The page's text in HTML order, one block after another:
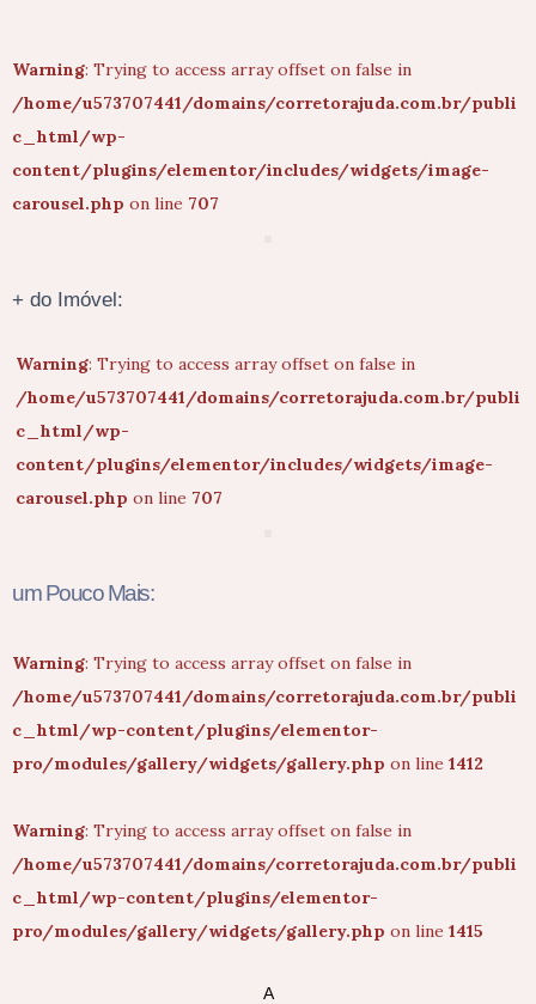
Warning: Trying to access array offset on false in
/home/u573707441/domains/corretorajuda.com.br/publi
c_html/wp-
content/plugins/elementor/includes/widgets/image-
carousel.php on line 707
+ do Imóvel:
Warning: Trying to access array offset on false in
/home/u573707441/domains/corretorajuda.com.br/publi
c_html/wp-
content/plugins/elementor/includes/widgets/image-
carousel.php on line 707
um Pouco Mais:
Warning: Trying to access array offset on false in
/home/u573707441/domains/corretorajuda.com.br/publi
c_html/wp-content/plugins/elementor-
pro/modules/gallery/widgets/gallery.php on line 1412
Warning: Trying to access array offset on false in
/home/u573707441/domains/corretorajuda.com.br/publi
c_html/wp-content/plugins/elementor-
pro/modules/gallery/widgets/gallery.php on line 1415
A